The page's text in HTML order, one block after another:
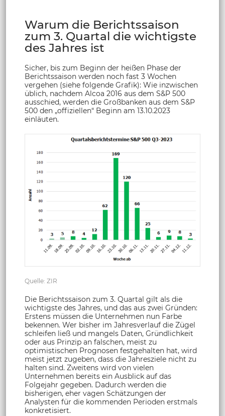
Warum die Berichtssaison
zum 3. Quartal die wichtigste
des Jahres ist
Sicher, bis zum Beginn der heißen Phase der
Berichtssaison werden noch fast 3 Wochen
vergehen (siehe folgende Grafik): Wie inzwischen
üblich, nachdem Alcoa 2016 aus dem S&P 500
ausschied, werden die Großbanken aus dem S&P
500 den „offiziellen“ Beginn am 13.10.2023
einläuten.
Quelle: ZIR
Die Berichtssaison zum 3. Quartal gilt als die
wichtigste des Jahres, und das aus zwei Gründen:
Erstens müssen die Unternehmen nun Farbe
bekennen. Wer bisher im Jahresverlauf die Zügel
schleifen ließ und mangels Daten, Gründlichkeit
oder aus Prinzip an falschen, meist zu
optimistischen Prognosen festgehalten hat, wird
meist jetzt zugeben, dass die Jahresziele nicht zu
halten sind. Zweitens wird von vielen
Unternehmen bereits ein Ausblick auf das
Folgejahr gegeben. Dadurch werden die
bisherigen, eher vagen Schätzungen der
Analysten für die kommenden Perioden erstmals
konkretisiert.